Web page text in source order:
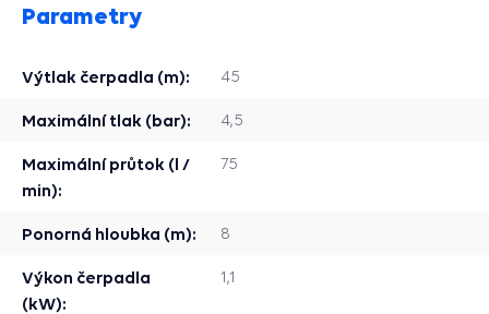
Parametry
Výtlak čerpadla (m): 45
Maximální tlak (bar): 4,5
Maximální průtok (l /
min):
75
Ponorná hloubka (m): 8
Výkon čerpadla
(kW):
1,1